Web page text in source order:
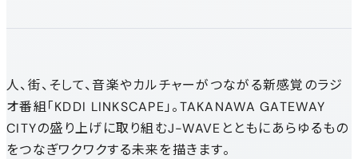
人、街、そして、音楽やカルチャーがつながる新感覚のラジ
オ番組「KDDI LINKSCAPE」。TAKANAWA GATEWAY
CITYの盛り上げに取り組むJ-WAVEとともにあらゆるもの
をつなぎワクワクする未来を描きます。